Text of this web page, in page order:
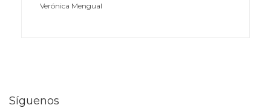
Verónica Mengual
Síguenos